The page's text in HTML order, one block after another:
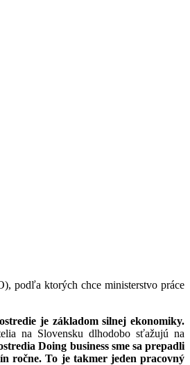
podľa ktorých chce ministerstvo práce
je základom silnej ekonomiky.
na Slovensku dlhodobo sťažujú na
Doing business sme sa prepadli
ročne. To je takmer jeden pracovný